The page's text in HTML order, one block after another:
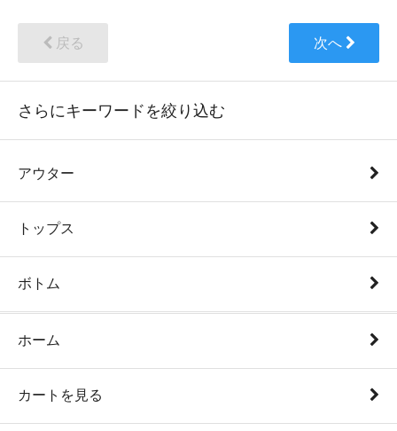
戻る 次へ
さらにキーワードを絞り込む
アウター
トップス
ボトム
ホーム
カートを見る